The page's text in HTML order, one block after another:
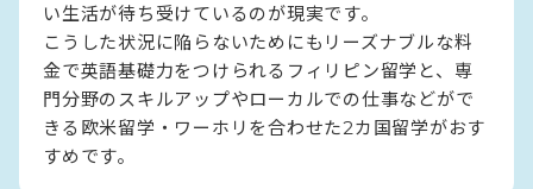
い生活が待ち受けているのが現実です。
こうした状況に陥らないためにもリーズナブルな料
金で英語基礎力をつけられるフィリピン留学と、専
門分野のスキルアップやローカルでの仕事などがで
きる欧米留学・ワーホリを合わせた2カ国留学がおす
すめです。